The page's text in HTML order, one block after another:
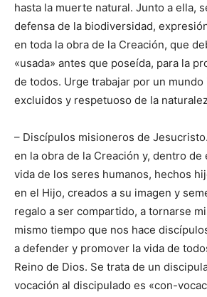
hasta la muerte natural. Junto a ella,
defensa de la biodiversidad,
en toda la obra de la Creación, que
«usada» antes que poseída, para la
de todos. Urge trabajar por un
excluidos y respetuoso de la
– Discípulos misioneros de
en la obra de la Creación y, dentro de
vida de los seres humanos, hechos
en el Hijo, creados a su imagen y
regalo a ser compartido, a tornarse
mismo tiempo que nos hace
a defender y promover la vida de
Reino de Dios. Se trata de un
vocación al discipulado es «con-